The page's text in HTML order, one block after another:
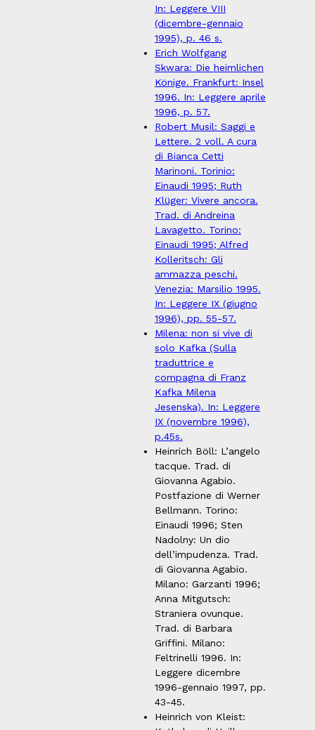
In: Leggere VIII
(dicembre-gennaio
1995), p. 46 s.
Erich Wolfgang
Skwara: Die heimlichen
Könige. Frankfurt: Insel
1996. In: Leggere aprile
1996, p. 57.
Robert Musil: Saggi e
Lettere. 2 voll. A cura
di Bianca Cetti
Marinoni. Torinio:
Einaudi 1995; Ruth
Klüger: Vivere ancora.
Trad. di Andreina
Lavagetto. Torino:
Einaudi 1995; Alfred
Kolleritsch: Gli
ammazza peschi.
Venezia: Marsilio 1995.
In: Leggere IX (giugno
1996), pp. 55-57.
Milena: non si vive di
solo Kafka (Sulla
traduttrice e
compagna di Franz
Kafka Milena
Jesenska). In: Leggere
IX (novembre 1996),
p.45s.
Heinrich Böll: L’angelo
tacque. Trad. di
Giovanna Agabio.
Postfazione di Werner
Bellmann. Torino:
Einaudi 1996; Sten
Nadolny: Un dio
dell’impudenza. Trad.
di Giovanna Agabio.
Milano: Garzanti 1996;
Anna Mitgutsch:
Straniera ovunque.
Trad. di Barbara
Griffini. Milano:
Feltrinelli 1996. In:
Leggere dicembre
1996-gennaio 1997, pp.
43-45.
Heinrich von Kleist: